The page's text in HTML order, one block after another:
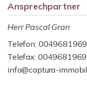
Ansprechpartner
Herr Pascal Gran
Telefon:
Telefax:
info@captura-